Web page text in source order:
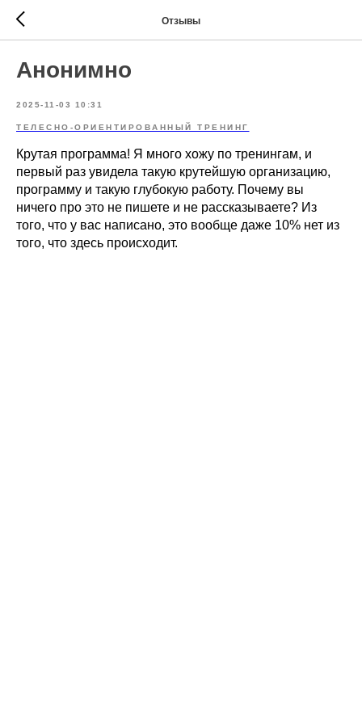
Отзывы
Анонимно
2025-11-03 10:31
ТЕЛЕСНО-ОРИЕНТИРОВАННЫЙ ТРЕНИНГ
Крутая программа! Я много хожу по тренингам, и
первый раз увидела такую крутейшую организацию,
программу и такую глубокую работу. Почему вы
ничего про это не пишете и не рассказываете? Из
того, что у вас написано, это вообще даже 10% нет из
того, что здесь происходит.